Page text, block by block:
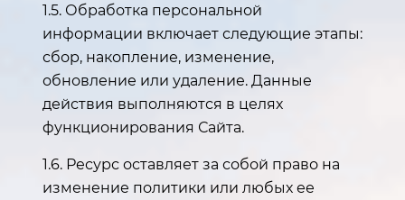
1.5. Обработка персональной
информации включает следующие этапы:
сбор, накопление, изменение,
обновление или удаление. Данные
действия выполняются в целях
функционирования Сайта.
1.6. Ресурс оставляет за собой право на
изменение политики или любых ее